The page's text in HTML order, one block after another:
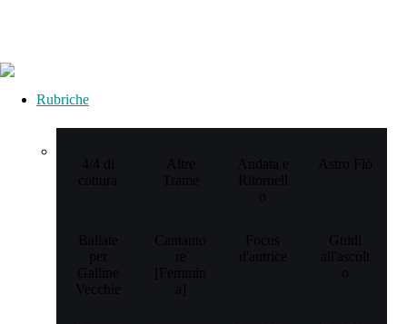
Rubriche
4/4 di
cottura
Altre
Trame
Andata e
Ritornell
o
Astro Flò
Ballate
per
Galline
Vecchie
Cantauto
re
[Femmin
a]
Focus
d'autrice
Guidi
all'ascolt
o